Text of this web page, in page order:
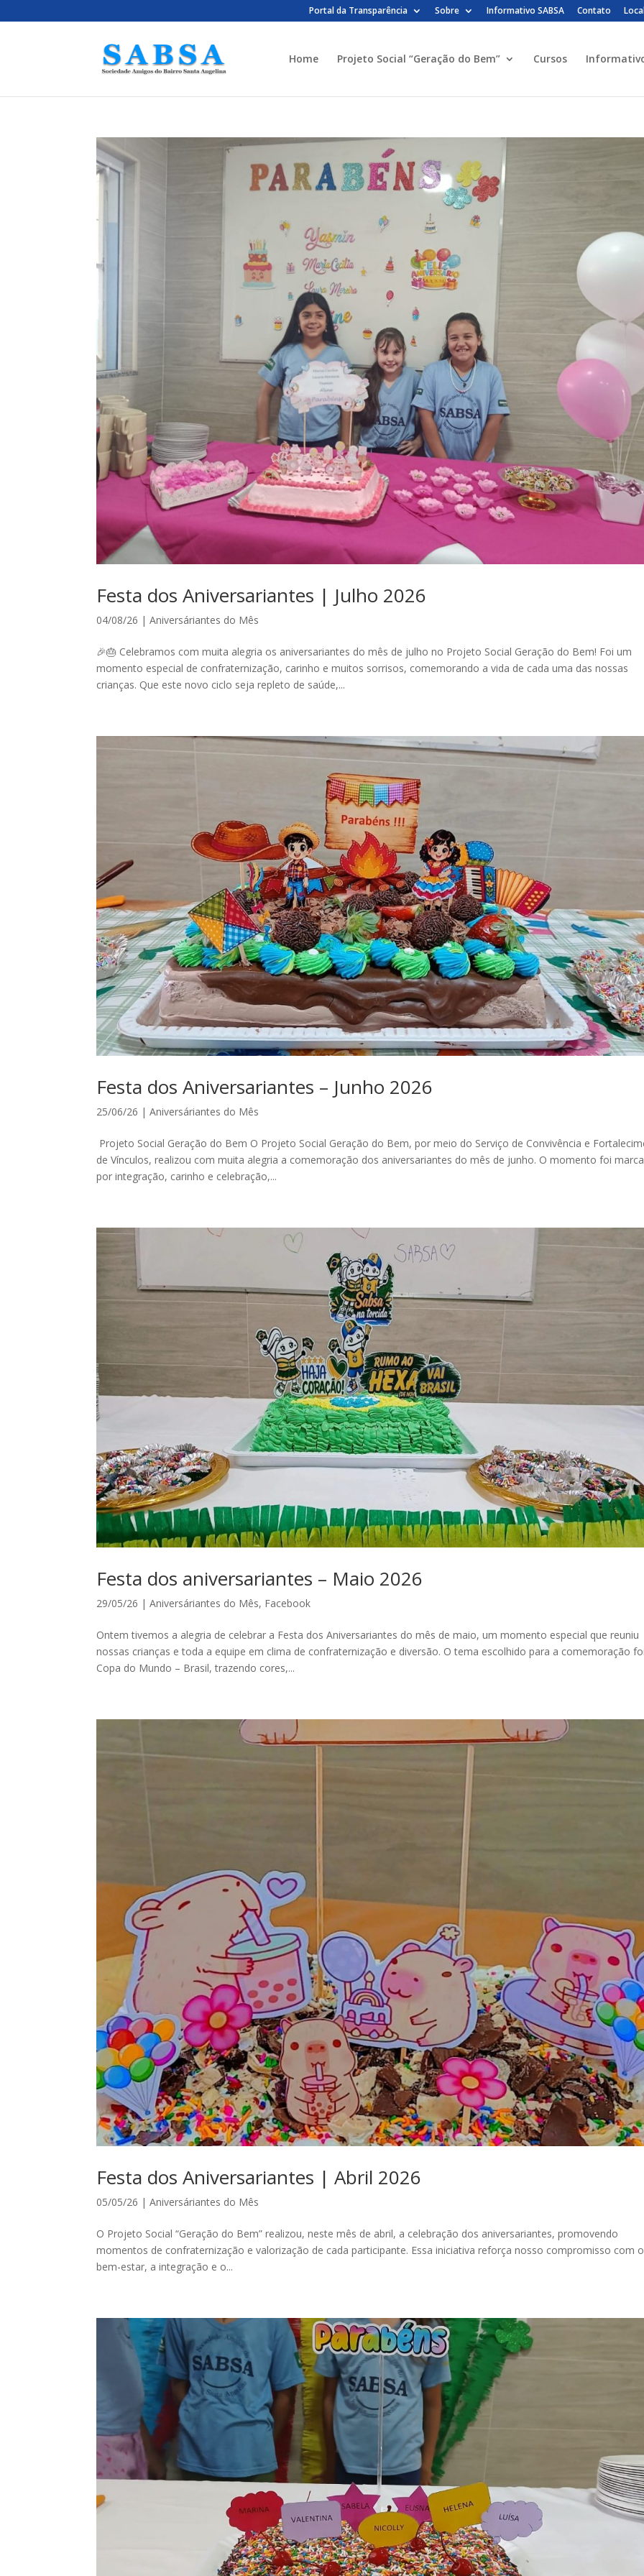
Portal da Transparência Sobre Informativo SABSA Contato
Home Projeto Social “Geração do Bem” Cursos Informativo
Festa dos Aniversariantes | Julho 2026
04/08/26 |Aniversáriantes do Mês
🎉🎂 Celebramos com muita alegria os aniversariantes do mês de julho no Projeto Social Geração do Bem! Foi um
momento especial de confraternização, carinho e muitos sorrisos, comemorando a vida de cada uma das nossas
crianças. Que este novo ciclo seja repleto de saúde,...
Festa dos Aniversariantes – Junho 2026
25/06/26 |Aniversáriantes do Mês
Projeto Social Geração do Bem O Projeto Social Geração do Bem, por meio do Serviço de Convivência e
de Vínculos, realizou com muita alegria a comemoração dos aniversariantes do mês de junho. O momento foi
por integração, carinho e celebração,...
Festa dos aniversariantes – Maio 2026
29/05/26 |Aniversáriantes do Mês, Facebook
Ontem tivemos a alegria de celebrar a Festa dos Aniversariantes do mês de maio, um momento especial que reuniu
nossas crianças e toda a equipe em clima de confraternização e diversão. O tema escolhido para a comemoração
Copa do Mundo – Brasil, trazendo cores,...
Festa dos Aniversariantes | Abril 2026
05/05/26 |Aniversáriantes do Mês
O Projeto Social “Geração do Bem” realizou, neste mês de abril, a celebração dos aniversariantes, promovendo
momentos de confraternização e valorização de cada participante. Essa iniciativa reforça nosso compromisso com o
bem-estar, a integração e o...